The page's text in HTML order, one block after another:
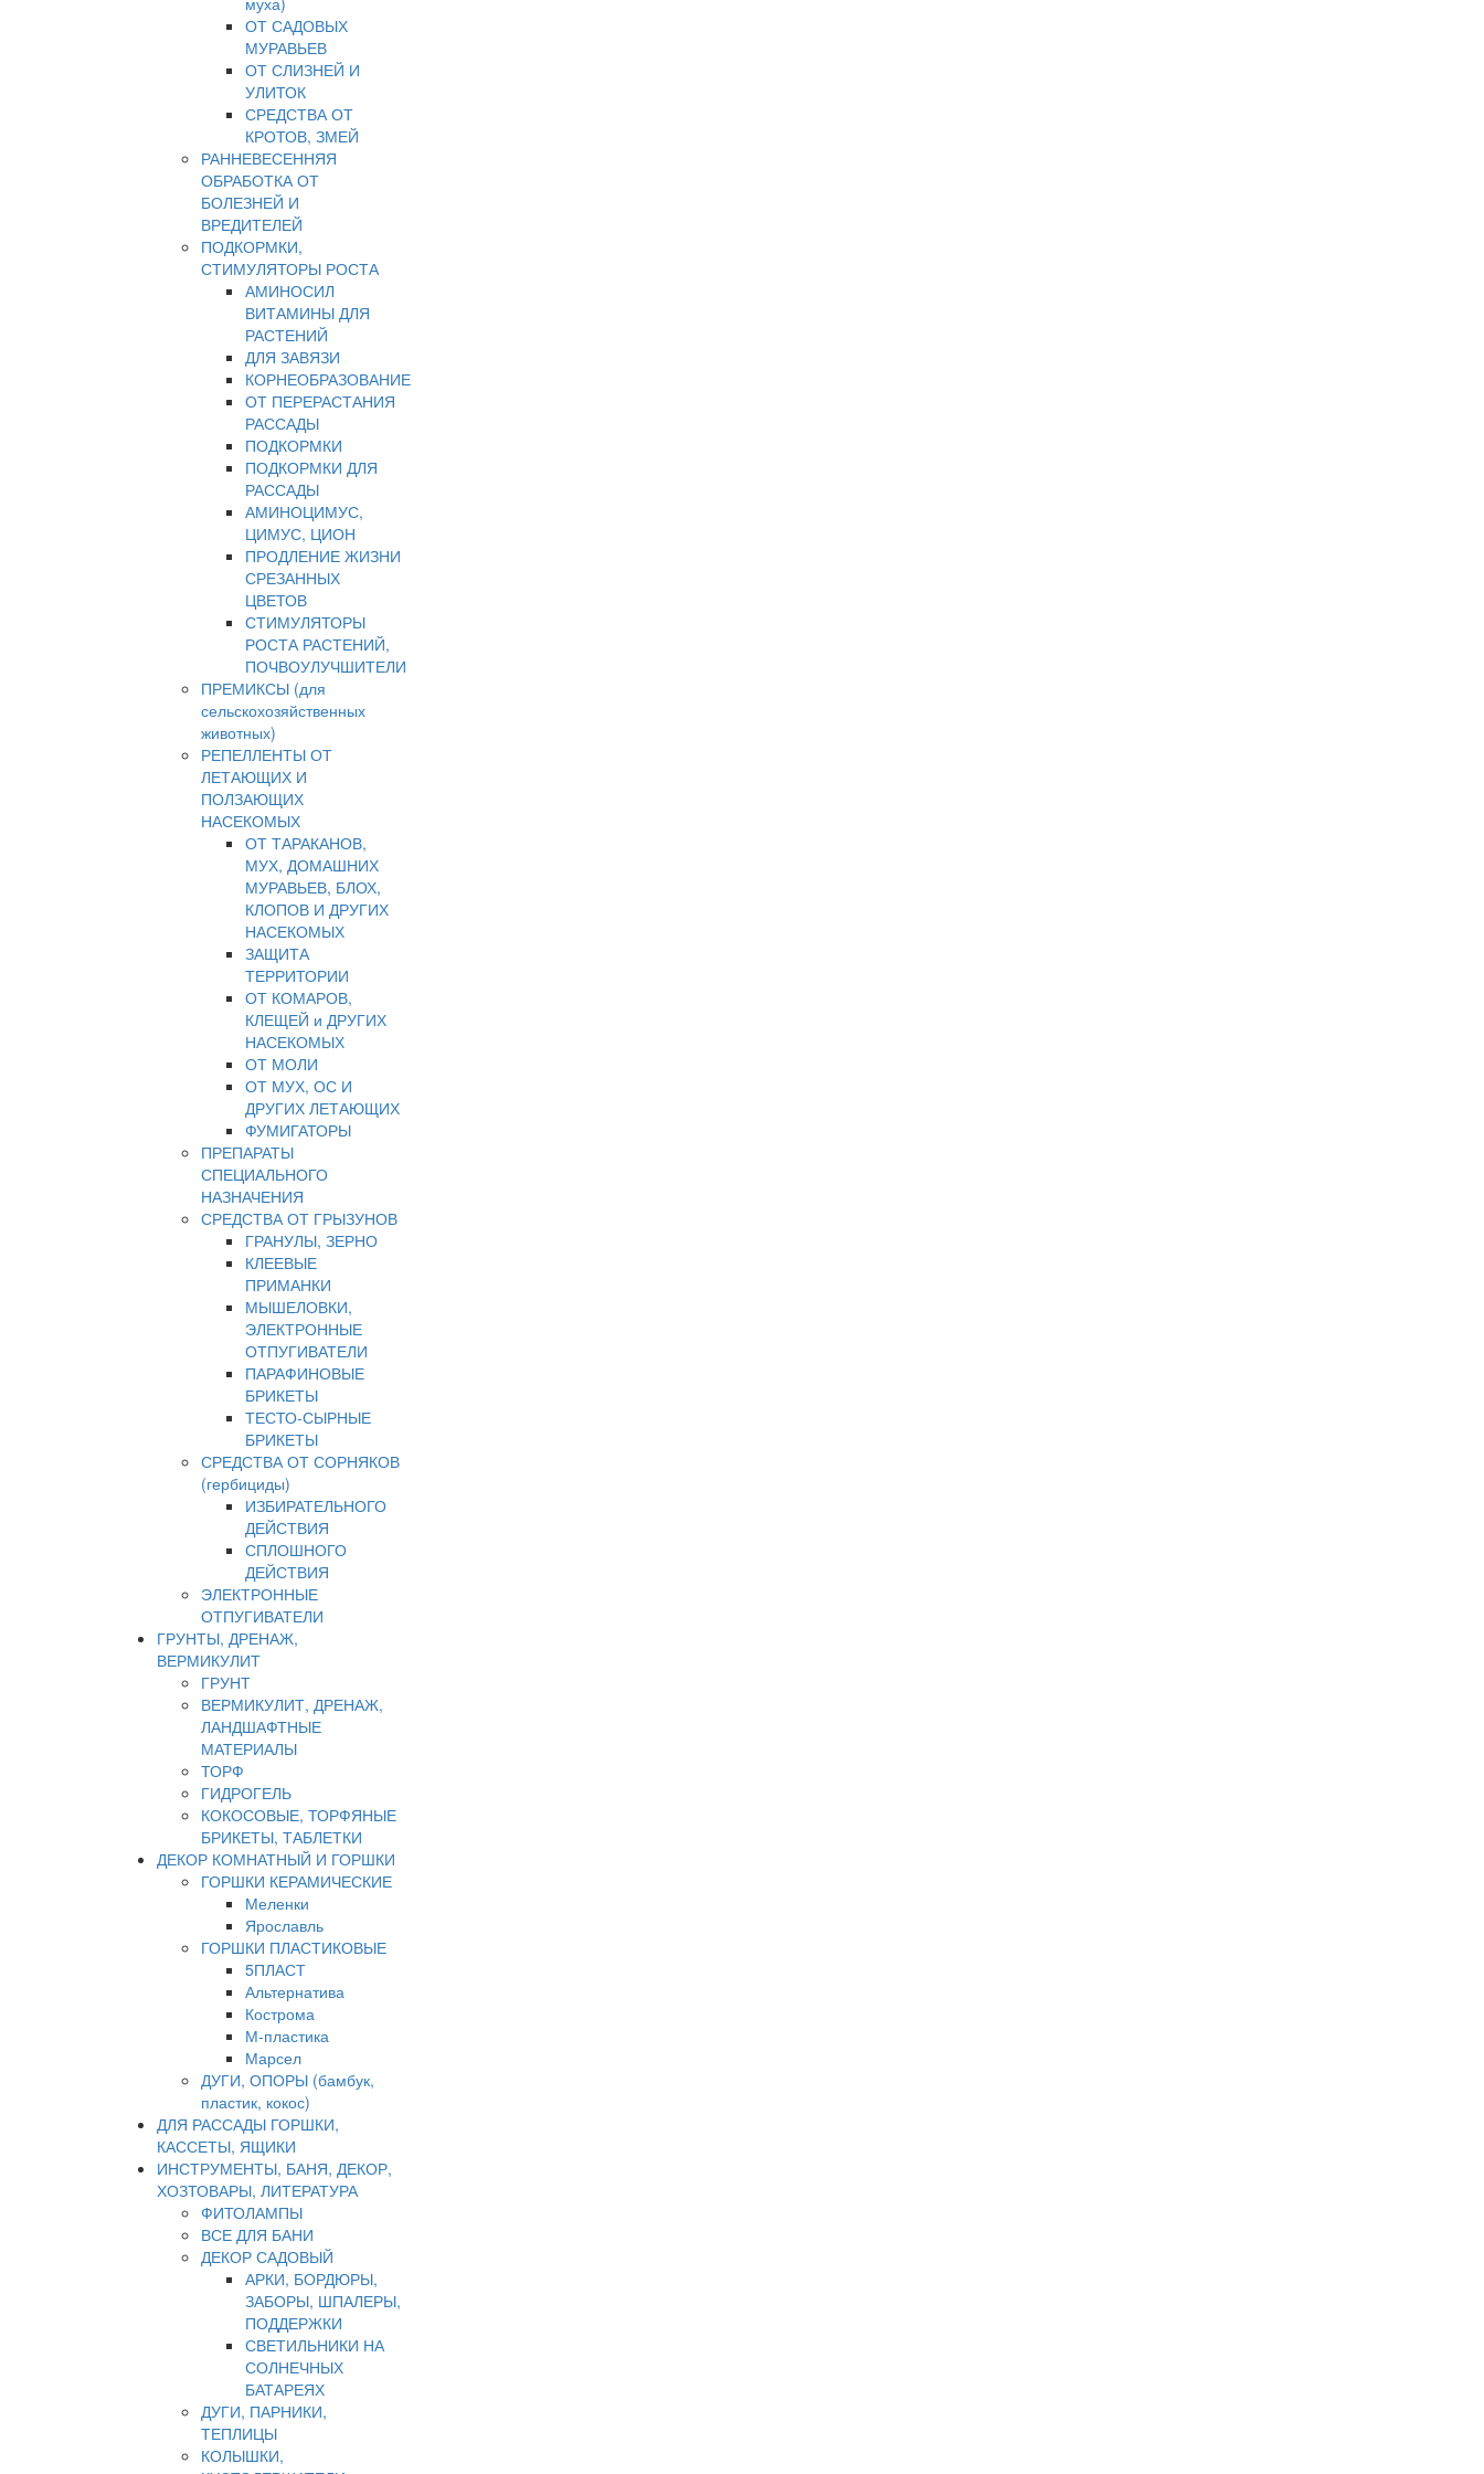
ОТ САДОВЫХ
МУРАВЬЕВ
ОТ СЛИЗНЕЙ И
УЛИТОК
СРЕДСТВА ОТ
КРОТОВ, ЗМЕЙ
РАННЕВЕСЕННЯЯ
ОБРАБОТКА ОТ
БОЛЕЗНЕЙ И
ВРЕДИТЕЛЕЙ
ПОДКОРМКИ,
СТИМУЛЯТОРЫ РОСТА
АМИНОСИЛ
ВИТАМИНЫ ДЛЯ
РАСТЕНИЙ
ДЛЯ ЗАВЯЗИ
КОРНЕОБРАЗОВАНИЕ
ОТ ПЕРЕРАСТАНИЯ
РАССАДЫ
ПОДКОРМКИ
ПОДКОРМКИ ДЛЯ
РАССАДЫ
АМИНОЦИМУС,
ЦИМУС, ЦИОН
ПРОДЛЕНИЕ ЖИЗНИ
СРЕЗАННЫХ
ЦВЕТОВ
СТИМУЛЯТОРЫ
РОСТА РАСТЕНИЙ,
ПОЧВОУЛУЧШИТЕЛИ
ПРЕМИКСЫ (для
сельскохозяйственных
животных)
РЕПЕЛЛЕНТЫ ОТ
ЛЕТАЮЩИХ И
ПОЛЗАЮЩИХ
НАСЕКОМЫХ
ОТ ТАРАКАНОВ,
МУХ, ДОМАШНИХ
МУРАВЬЕВ, БЛОХ,
КЛОПОВ И ДРУГИХ
НАСЕКОМЫХ
ЗАЩИТА
ТЕРРИТОРИИ
ОТ КОМАРОВ,
КЛЕЩЕЙ и ДРУГИХ
НАСЕКОМЫХ
ОТ МОЛИ
ОТ МУХ, ОС И
ДРУГИХ ЛЕТАЮЩИХ
ФУМИГАТОРЫ
ПРЕПАРАТЫ
СПЕЦИАЛЬНОГО
НАЗНАЧЕНИЯ
СРЕДСТВА ОТ ГРЫЗУНОВ
ГРАНУЛЫ, ЗЕРНО
КЛЕЕВЫЕ
ПРИМАНКИ
МЫШЕЛОВКИ,
ЭЛЕКТРОННЫЕ
ОТПУГИВАТЕЛИ
ПАРАФИНОВЫЕ
БРИКЕТЫ
ТЕСТО-СЫРНЫЕ
БРИКЕТЫ
СРЕДСТВА ОТ СОРНЯКОВ
(гербициды)
ИЗБИРАТЕЛЬНОГО
ДЕЙСТВИЯ
СПЛОШНОГО
ДЕЙСТВИЯ
ЭЛЕКТРОННЫЕ
ОТПУГИВАТЕЛИ
ГРУНТЫ, ДРЕНАЖ,
ВЕРМИКУЛИТ
ГРУНТ
ВЕРМИКУЛИТ, ДРЕНАЖ,
ЛАНДШАФТНЫЕ
МАТЕРИАЛЫ
ТОРФ
ГИДРОГЕЛЬ
КОКОСОВЫЕ, ТОРФЯНЫЕ
БРИКЕТЫ, ТАБЛЕТКИ
ДЕКОР КОМНАТНЫЙ И ГОРШКИ
ГОРШКИ КЕРАМИЧЕСКИЕ
Меленки
Ярославль
ГОРШКИ ПЛАСТИКОВЫЕ
5ПЛАСТ
Альтернатива
Кострома
М-пластика
Марсел
ДУГИ, ОПОРЫ (бамбук,
пластик, кокос)
ДЛЯ РАССАДЫ ГОРШКИ,
КАССЕТЫ, ЯЩИКИ
ИНСТРУМЕНТЫ, БАНЯ, ДЕКОР,
ХОЗТОВАРЫ, ЛИТЕРАТУРА
ФИТОЛАМПЫ
ВСЕ ДЛЯ БАНИ
ДЕКОР САДОВЫЙ
АРКИ, БОРДЮРЫ,
ЗАБОРЫ, ШПАЛЕРЫ,
ПОДДЕРЖКИ
СВЕТИЛЬНИКИ НА
СОЛНЕЧНЫХ
БАТАРЕЯХ
ДУГИ, ПАРНИКИ,
ТЕПЛИЦЫ
КОЛЫШКИ,